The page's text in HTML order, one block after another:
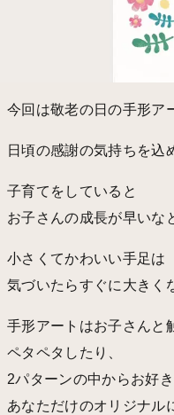
今回は敬老の日の手形ア
日頃の感謝の気持ちを込
子育てをしていると
お子さんの成長が早いな
小さくてかわいい手足は
気づいたらすぐに大きく
手形アートはお子さんと
ペタペタしたり、
2パターンの中からお好
あなただけのオリジナル